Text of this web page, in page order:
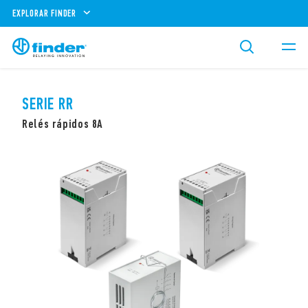
EXPLORAR FINDER
SERIE RR
Relés rápidos 8A